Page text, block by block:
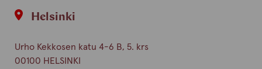
Helsinki
Urho Kekkosen katu 4-6 B, 5. krs
00100 HELSINKI